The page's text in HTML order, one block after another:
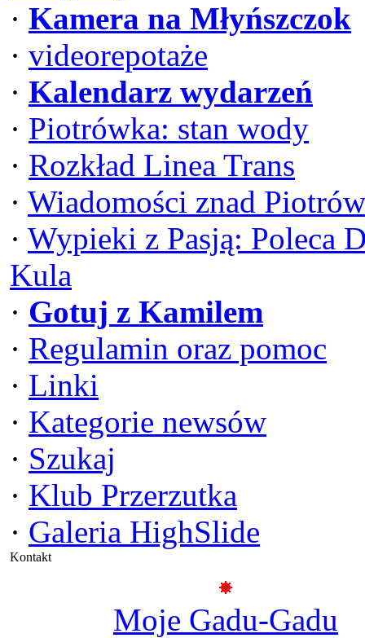
· Kamera na Młyńszczok
· videorepotaże
· Kalendarz wydarzeń
· Piotrówka: stan wody
· Rozkład Linea Trans
· Wiadomości znad
· Wypieki z Pasją: Poleca
Kula
· Gotuj z Kamilem
· Regulamin oraz pomoc
· Linki
· Kategorie newsów
· Szukaj
· Klub Przerzutka
· Galeria HighSlide
Kontakt
Moje Gadu-Gadu